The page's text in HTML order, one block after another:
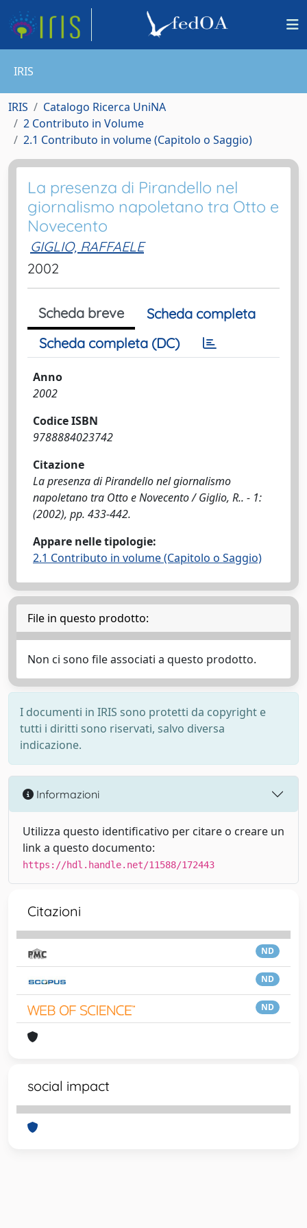
IRIS
IRIS
Catalogo Ricerca UniNA
2 Contributo in Volume
2.1 Contributo in volume (Capitolo o Saggio)
La presenza di Pirandello nel
giornalismo napoletano tra Otto e
Novecento
GIGLIO, RAFFAELE
2002
Scheda breve
Scheda completa
Scheda completa (DC)
Anno
2002
Codice ISBN
9788884023742
Citazione
La presenza di Pirandello nel giornalismo
napoletano tra Otto e Novecento / Giglio, R.. - 1:
(2002), pp. 433-442.
Appare nelle tipologie:
2.1 Contributo in volume (Capitolo o Saggio)
File in questo prodotto:
Non ci sono file associati a questo prodotto.
I documenti in IRIS sono protetti da copyright e
tutti i diritti sono riservati, salvo diversa
indicazione.
Informazioni
Utilizza questo identificativo per citare o creare un
link a questo documento:
https://hdl.handle.net/11588/172443
Citazioni
ND
ND
ND
social impact